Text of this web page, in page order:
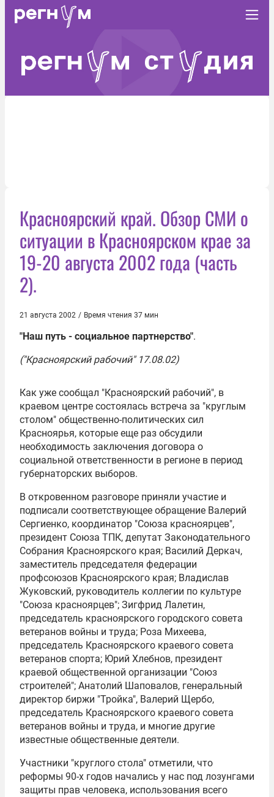
Красноярский край. Обзор СМИ о
ситуации в Красноярском крае за
19-20 августа 2002 года (часть
2).
21 августа 2002 / Время чтения 37 мин
"Наш путь - социальное партнерство".
("Красноярский рабочий" 17.08.02)
Как уже сообщал "Красноярский рабочий", в
краевом центре состоялась встреча за "круглым
столом" общественно-политических сил
Красноярья, которые еще раз обсудили
необходимость заключения договора о
социальной ответственности в регионе в период
губернаторских выборов.
В откровенном разговоре приняли участие и
подписали соответствующее обращение Валерий
Сергиенко, координатор "Союза красноярцев",
президент Союза ТПК, депутат Законодательного
Собрания Красноярского края; Василий Деркач,
заместитель председателя федерации
профсоюзов Красноярского края; Владислав
Жуковский, руководитель коллегии по культуре
"Союза красноярцев"; Зигфрид Лалетин,
председатель красноярского городского совета
ветеранов войны и труда; Роза Михеева,
председатель Красноярского краевого совета
ветеранов спорта; Юрий Хлебнов, президент
краевой общественной организации "Союз
строителей"; Анатолий Шаповалов, генеральный
директор биржи "Тройка", Валерий Щербо,
председатель Красноярского краевого совета
ветеранов войны и труда, и многие другие
известные общественные деятели.
Участники "круглого стола" отметили, что
реформы 90-х годов начались у нас под лозунгами
защиты прав человека, использования всего